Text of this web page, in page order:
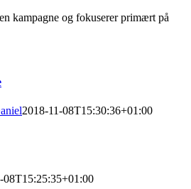
kampagne og fokuserer primært på
2018-11-08T15:30:36+01:00
08T15:25:35+01:00